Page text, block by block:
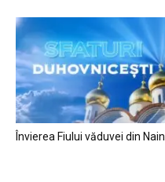
Învierea Fiului văduvei din Nain